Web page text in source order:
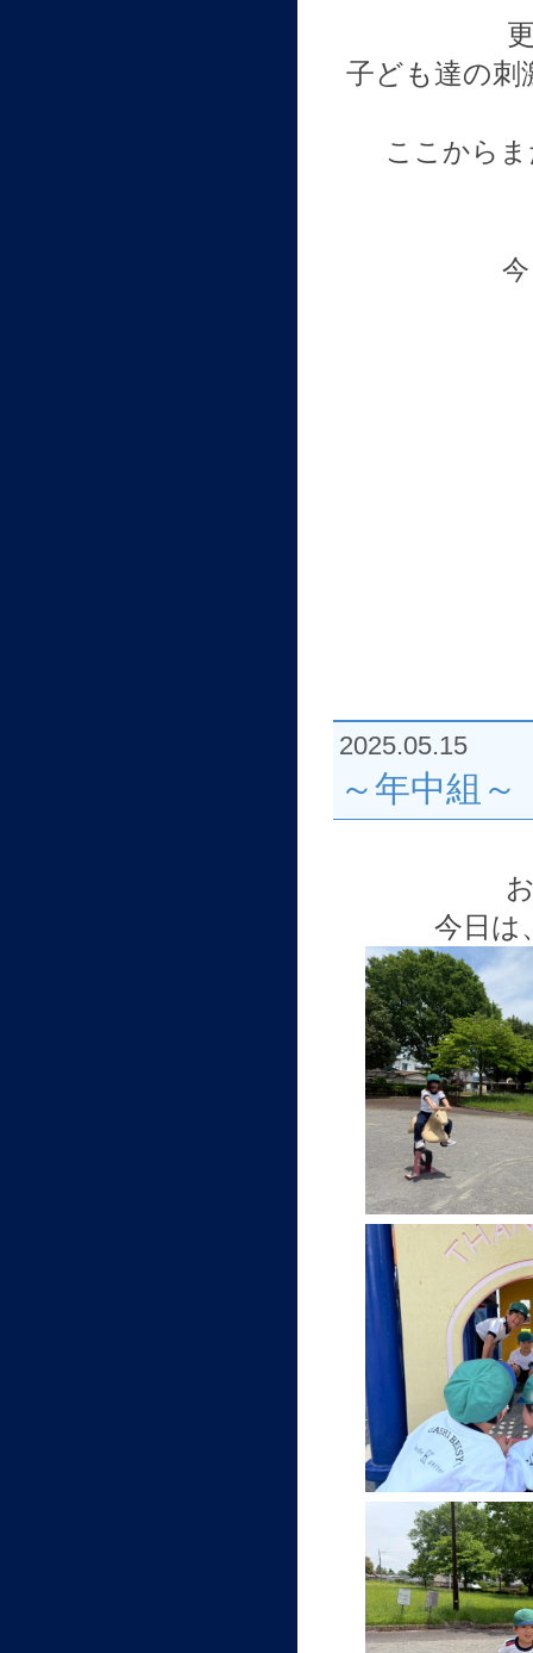
子ども達の刺
ここから
2025.05.15
～年中組～
今日は